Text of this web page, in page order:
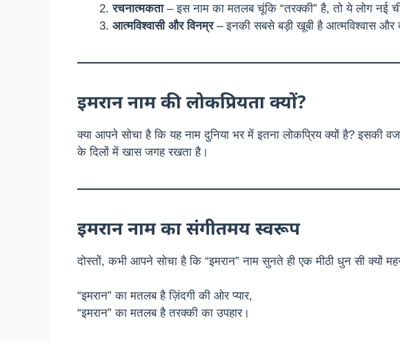
रचनात्मकता– इस नाम का मतलब चूंकि “तरक्की” है, तो ये लोग नई
आत्मविश्वासी और विनम्र– इनकी सबसे बड़ी खूबी है आत्मविश्वास और
इमरान नाम की लोकप्रियता क्यों?
क्या आपने सोचा है कि यह नाम दुनिया भर में इतना लोकप्रिय क्यों है? इसकी
के दिलों में खास जगह रखता है।
इमरान नाम का संगीतमय स्वरूप
दोस्तों, कभी आपने सोचा है कि “इमरान” नाम सुनते ही एक मीठी धुन सी क्यों
“इमरान” का मतलब है ज़िंदगी की ओर प्यार,
“इमरान” का मतलब है तरक्की का उपहार।